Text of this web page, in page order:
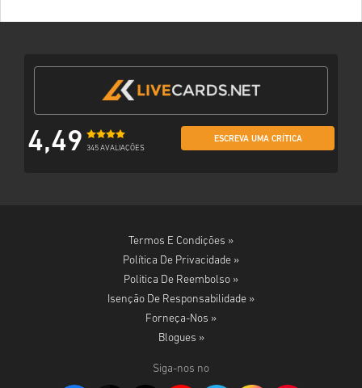
4,49 345 AVALIAÇÕES
ESCREVA UMA CRÍTICA
Termos E Condições »
Política De Privacidade »
Politica De Reembolso »
Isenção De Responsabilidade »
Forneça-Nos »
Blogues »
Siga-nos no